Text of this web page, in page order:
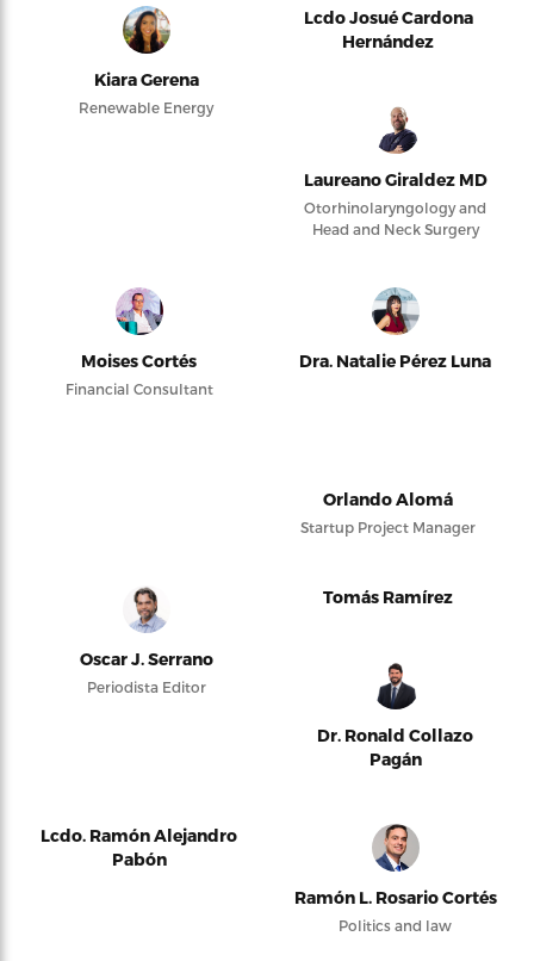
Kiara Gerena
Renewable Energy
Lcdo Josué Cardona
Hernández
Laureano Giraldez MD
Otorhinolaryngology and
Head and Neck Surgery
Moises Cortés
Financial Consultant
Dra. Natalie Pérez Luna
Orlando Alomá
Startup Project Manager
Oscar J. Serrano
Periodista Editor
Tomás Ramírez
Dr. Ronald Collazo
Pagán
Lcdo. Ramón Alejandro
Pabón
Ramón L. Rosario Cortés
Politics and law